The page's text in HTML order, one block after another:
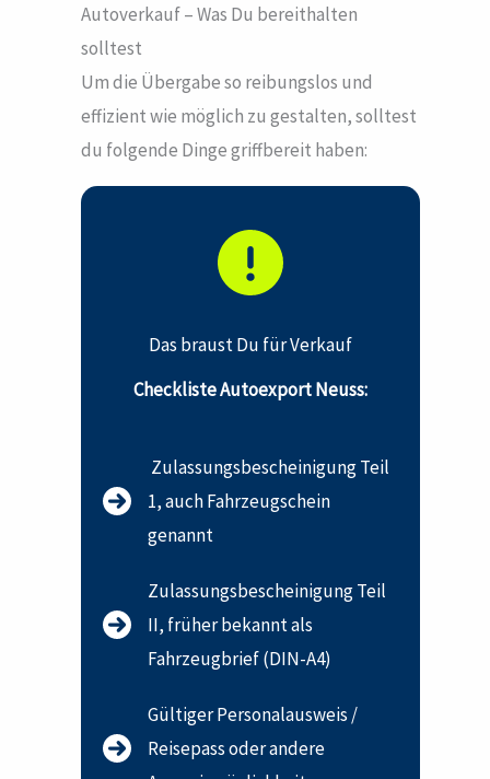
Autoverkauf – Was Du bereithalten
solltest
Um die Übergabe so reibungslos und
effizient wie möglich zu gestalten, solltest
du folgende Dinge griffbereit haben:
Das braust Du für Verkauf
Checkliste Autoexport Neuss:
Zulassungsbescheinigung Teil
1, auch Fahrzeugschein
genannt
Zulassungsbescheinigung Teil
II, früher bekannt als
Fahrzeugbrief (DIN-A4)
Gültiger Personalausweis /
Reisepass oder andere